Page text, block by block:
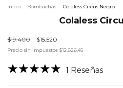
Inicio . Bombachas . Colaless Circus Negro
Colaless
$19.400 $15.520
Precio sin impuestos $12.826,45
1 Reseñas